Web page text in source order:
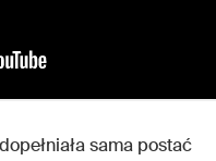
sama postać